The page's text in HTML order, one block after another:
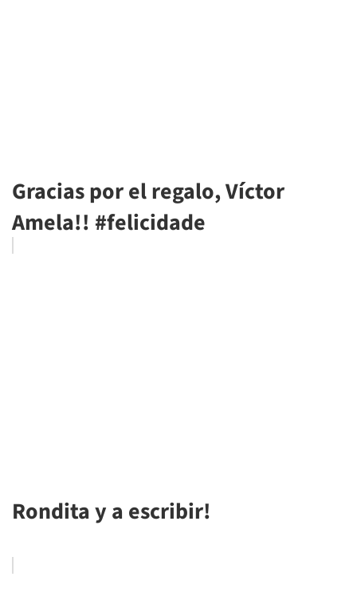
Gracias por el regalo, Víctor
Amela!! #felicidade
Rondita y a escribir!